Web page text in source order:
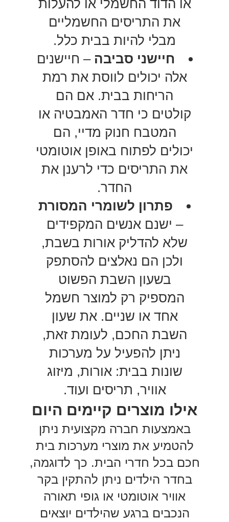
או הדוד החשמלי או להעלות
את התריסים החשמליים
מבלי להיות בבית כלל.
חיישני סביבה– חיישנים
אלה יכולים לווסת את רמת
הריחות בבית. אם הם
קולטים כי חדר האמבטיה או
המטבח חנוק מדיי, הם
יכולים לפתוח באופן אוטומטי
את התריסים כדי לרענן את
החדר.
פתרון לשומרי המסורת
– ישנם אנשים המקפידים
שלא להדליק אורות בשבת,
ולכן הם נאלצים להסתפק
בשעון השבת הפשוט
המספיק רק למוצר חשמל
אחד או שניים. את שעון
השבת החכם, לעומת זאת,
ניתן להפעיל על מערכות
שונות בבית: אורות, מיזוג
אוויר, תריסים ועוד.
אילו מוצרים קיימים היום
באמצעות חברה מקצועית ניתן
להטמיע את מוצרי מערכות בית
חכם בכל חדרי הבית. כך לדוגמה,
בחדר הילדים ניתן להתקין בקר
אוויר אוטומטי או גופי תאורה
הנכבים ברגע שהילדים יוצאים